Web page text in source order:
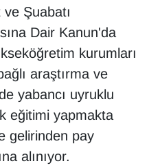
Şuabatı
Dair Kanun'da
kurumları
araştırma ve
yabancı uyruklu
eğitimi yapmakta
gelirinden pay
alınıyor.